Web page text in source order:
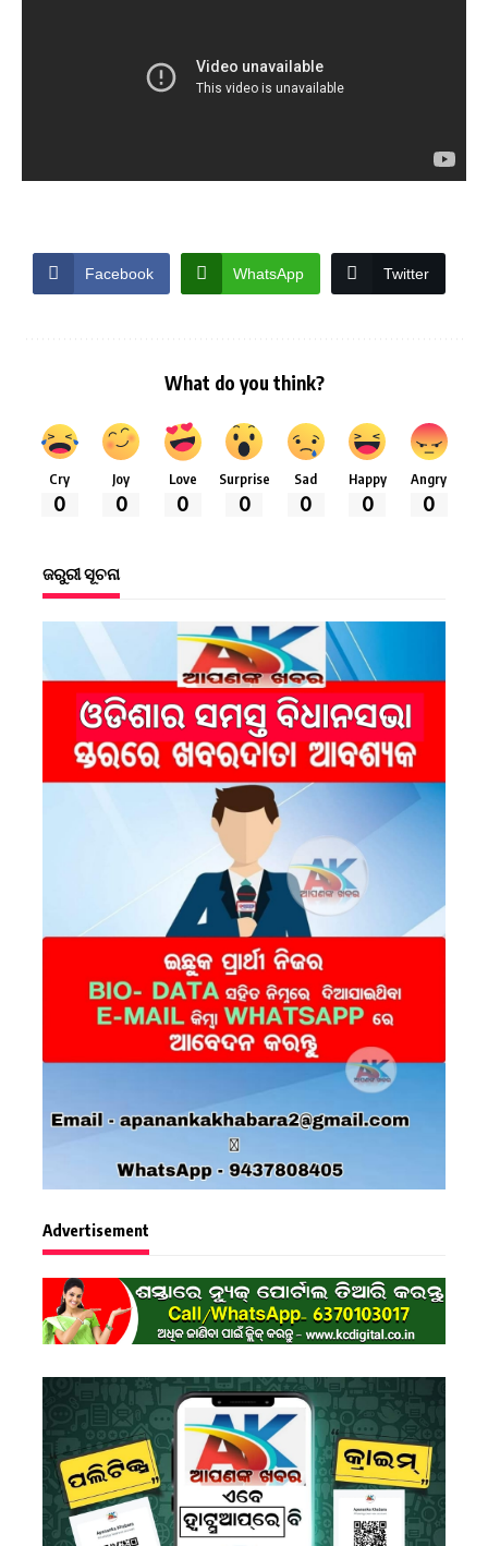
Facebook WhatsApp Twitter
What do you think?
Cry
0
Joy
0
Love
0
Surprise
0
Sad
0
Happy
0
Angry
0
ଜରୁରୀ ସୂଚନା
Advertisement